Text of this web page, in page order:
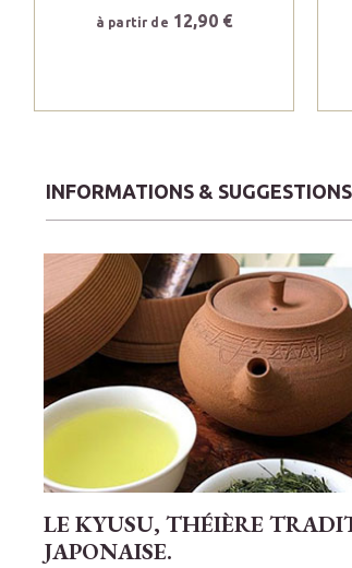
à partir de 12,90 €
INFORMATIONS & SUGGESTIONS
LE KYUSU, THÉIÈRE
JAPONAISE.